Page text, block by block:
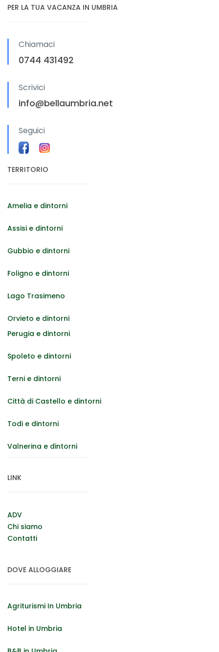
PER LA TUA VACANZA IN UMBRIA
Chiamaci
0744 431492
Scrivici
info@bellaumbria.net
Seguici
TERRITORIO
Amelia e dintorni
Assisi e dintorni
Gubbio e dintorni
Foligno e dintorni
Lago Trasimeno
Orvieto e dintorni
Perugia e dintorni
Spoleto e dintorni
Terni e dintorni
Città di Castello e dintorni
Todi e dintorni
Valnerina e dintorni
LINK
ADV
Chi siamo
Contatti
DOVE ALLOGGIARE
Agriturismi In Umbria
Hotel in Umbria